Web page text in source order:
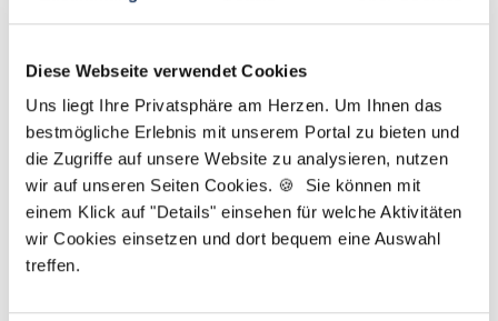
Diese Webseite verwendet Cookies
Uns liegt Ihre Privatsphäre am Herzen. Um Ihnen das
bestmögliche Erlebnis mit unserem Portal zu bieten und
die Zugriffe auf unsere Website zu analysieren, nutzen
wir auf unseren Seiten Cookies. 🍪 Sie können mit
einem Klick auf "Details" einsehen für welche Aktivitäten
wir Cookies einsetzen und dort bequem eine Auswahl
treffen.
Kontakt
Tel.: +49 (0) 521 / 911 730 44
Fax: +49 (0) 521 / 911 730 41
bewerbung@dzas.de